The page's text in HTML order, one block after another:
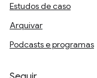
Estudos de caso
Arquivar
Podcasts e programas